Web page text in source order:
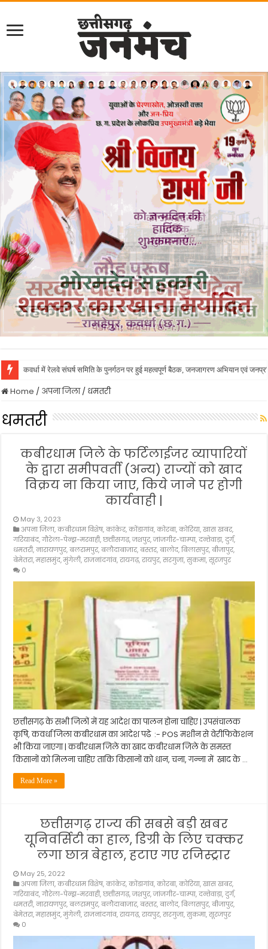
कवर्धा में रेलवे संघर्ष समिति के पुनर्गठन पर हुई महत्वपूर्ण बैठक, जनजागरण अभियान एवं
Home / अपना जिला/ धमतरी
धमतरी
कबीरधाम जिले के फर्टिलाईजर व्यापारियों
के द्वारा समीपवर्ती (अन्य) राज्यों को खाद
विक्रय ना किया जाए, किये जाने पर होगी
कार्यवाही |
May 3, 2023
अपना जिला,कबीरधाम विशेष,कांकेर,कोंडागांव,कोरबा,कोरिया,खास खबर,
गरियाबंद,गौरेला-पेन्ड्रा-मरवाही,छत्तीसगढ़,जशपुर,जांजगीर-चाम्पा,दन्तेवाड़ा,दुर्ग,
धमतरी,नारायणपुर,बलरामपुर,बलौदाबाजार,बस्तर,बालोद,बिलासपुर,बीजापुर,
बेमेतरा,महासमुंद,मुंगेली,राजनांदगांव,रायगढ़,रायपुर,सरगुजा,सुकमा,सूरजपुर
0
छत्तीसगढ़ के सभी जिलों में यह आदेश का पालन होना चाहिए | उपसंचालक
कृषि, कवर्धा जिला कबीरधाम का आदेश पढे :- POS मशीन से वेरीफिकेशन
भी किया जाएगा | कबीरधाम जिले का खाद कबीरधाम जिले के समस्त
किसानों को मिलना चाहिए ताकि किसानों को धान, चना, गन्ना में खाद के …
Read More »
छत्तीसगढ़ राज्य की सबसे बड़ी खबर
यूनिवर्सिटी का हाल, डिग्री के लिए चक्कर
लगा छात्र बेहाल, हटाए गए रजिस्ट्रार
May 25, 2022
अपना जिला,कबीरधाम विशेष,कांकेर,कोंडागांव,कोरबा,कोरिया,खास खबर,
गरियाबंद,गौरेला-पेन्ड्रा-मरवाही,छत्तीसगढ़,जशपुर,जांजगीर-चाम्पा,दन्तेवाड़ा,दुर्ग,
धमतरी,नारायणपुर,बलरामपुर,बलौदाबाजार,बस्तर,बालोद,बिलासपुर,बीजापुर,
बेमेतरा,महासमुंद,मुंगेली,राजनांदगांव,रायगढ़,रायपुर,सरगुजा,सुकमा,सूरजपुर
0